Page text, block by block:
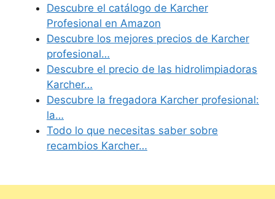
Descubre el catálogo de Karcher
Profesional en Amazon
Descubre los mejores precios de Karcher
profesional…
Descubre el precio de las hidrolimpiadoras
Karcher…
Descubre la fregadora Karcher profesional:
la…
Todo lo que necesitas saber sobre
recambios Karcher…